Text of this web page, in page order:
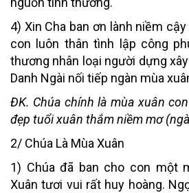
4) Xin Cha ban ơn lành niềm
con luôn thân tình lập công
thương nhân loại người dựng
Danh Ngài nối tiếp ngàn mùa
ĐK. Chúa chính là mùa xuân
đẹp tuổi xuân thắm niềm mơ
2/ Chúa Là Mùa Xuân
1) Chúa đã ban cho con một
Xuân tươi vui rất huy hoàng.